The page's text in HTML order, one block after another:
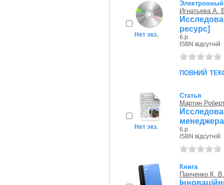
Нет экз.
Электронный
Игнатьева А.
ресурс]
б.р.
ISBN відсутній
повний
Нет экз.
Статья
Мартин
менеджера
б.р.
ISBN відсутній
Книга
Панченко К. В.